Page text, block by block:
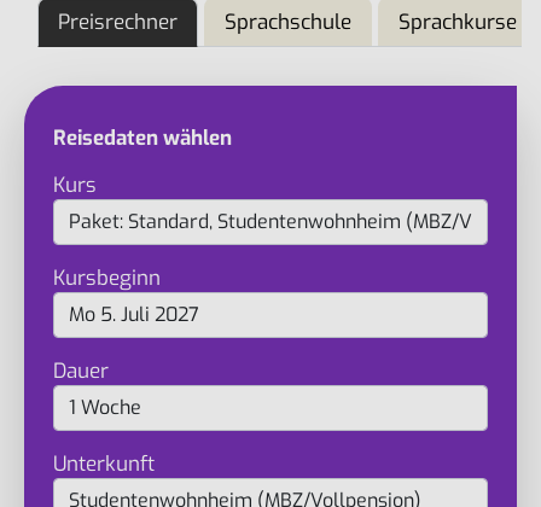
Preisrechner Sprachschule Sprachkurse
Reisedaten wählen
Kurs
Kursbeginn
Dauer
Unterkunft